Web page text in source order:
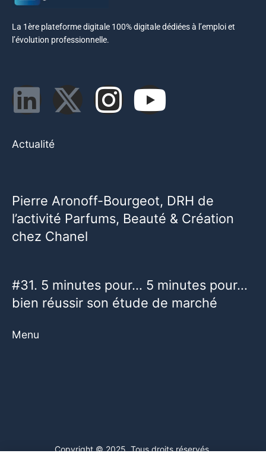
La 1ère plateforme digitale 100% digitale dédiées à l’emploi et
l’évolution professionnelle.
Actualité
Pierre Aronoff-Bourgeot, DRH de
l’activité Parfums, Beauté & Création
chez Chanel
#31. 5 minutes pour… 5 minutes pour…
bien réussir son étude de marché
Menu
Copyright © 2025. Tous droits réservés.